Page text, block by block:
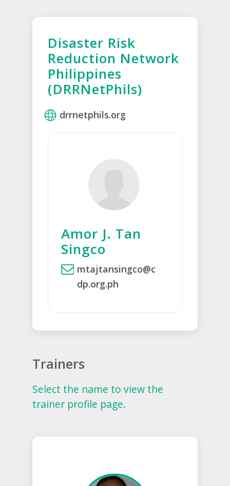
Disaster Risk
Reduction Network
Philippines
(DRRNetPhils)
drrnetphils.org
Amor J. Tan
Singco
mtajtansingco@c
dp.org.ph
Trainers
Select the name to view the
trainer profile page.